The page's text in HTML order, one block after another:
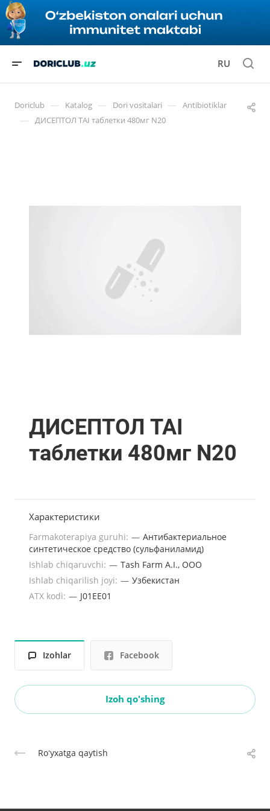
RU
Doriclub — Katalog — Dori vositalari — Antibiotiklar
— ДИСЕПТОЛ TAI таблетки 480мг N20
ДИСЕПТОЛ TAI
таблетки 480мг N20
Характеристики
Farmakoterapiya guruhi: — Антибактериальное
синтетическое средство (сульфаниламид)
Ishlab chiqaruvchi: — Tash Farm A.I., ООО
Ishlab chiqarilish joyi: — Узбекистан
ATX kodi: — J01EE01
Izohlar Facebook
Izoh qo'shing
Roʻyxatga qaytish